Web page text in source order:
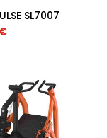
SL7007
€